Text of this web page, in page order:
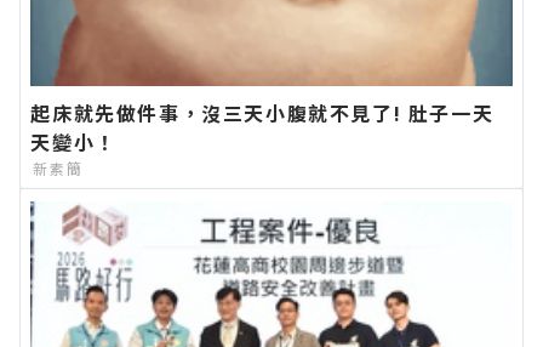
起床就先做件事，沒三天小腹就不見了! 肚子一天
天變小！
新素簡